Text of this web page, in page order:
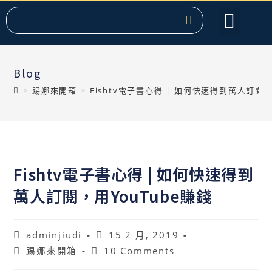
Blog
> 踢娜來開箱 > Fishtv電子書心得 | 如何快速得到萬人訂閱
Fishtv電子書心得 | 如何快速得到
萬人訂閱，用YouTube賺錢
adminjiudi
15 2 月, 2019
踢娜來開箱
10 Comments